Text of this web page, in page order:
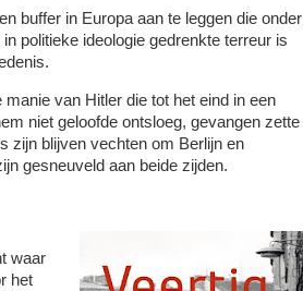
buffer in Europa aan te leggen die onder
politieke ideologie gedrenkte terreur is
van Hitler die tot het eind in een
niet geloofde ontsloeg, gevangen zette
zijn blijven vechten om Berlijn en
gesneuveld aan beide zijden.
waar
het